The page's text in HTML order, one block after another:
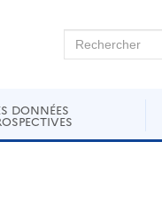
sur
DONNÉES